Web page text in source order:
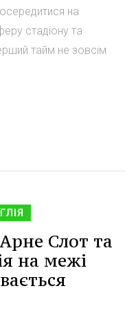
на
стадіону та
тайм не зовсім
Слот та
на межі